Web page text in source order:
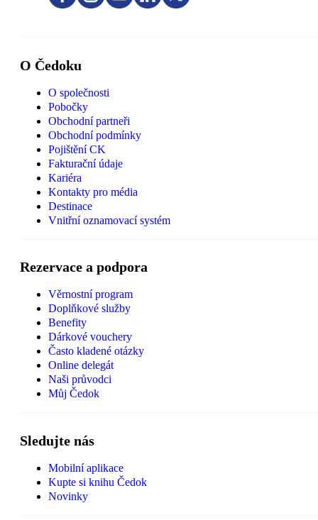
O Čedoku
O společnosti
Pobočky
Obchodní partneři
Obchodní podmínky
Pojištění CK
Fakturační údaje
Kariéra
Kontakty pro média
Destinace
Vnitřní oznamovací systém
Rezervace a podpora
Věrnostní program
Doplňkové služby
Benefity
Dárkové vouchery
Často kladené otázky
Online delegát
Naši průvodci
Můj Čedok
Sledujte nás
Mobilní aplikace
Kupte si knihu Čedok
Novinky